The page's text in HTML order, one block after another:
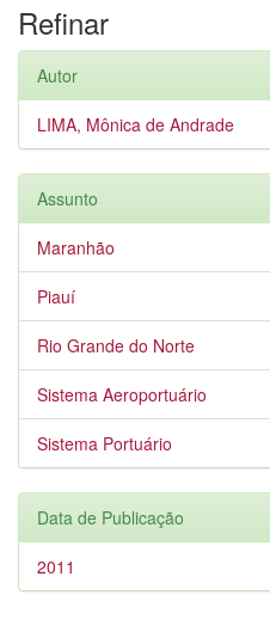
Refinar
Autor
LIMA, Mônica de Andrade
Assunto
Maranhão
Piauí
Rio Grande do Norte
Sistema Aeroportuário
Sistema Portuário
Data de Publicação
2011